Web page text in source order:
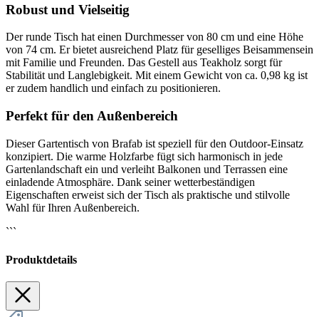
Robust und Vielseitig
Der runde Tisch hat einen Durchmesser von 80 cm und eine Höhe
von 74 cm. Er bietet ausreichend Platz für geselliges Beisammensein
mit Familie und Freunden. Das Gestell aus Teakholz sorgt für
Stabilität und Langlebigkeit. Mit einem Gewicht von ca. 0,98 kg ist
er zudem handlich und einfach zu positionieren.
Perfekt für den Außenbereich
Dieser Gartentisch von Brafab ist speziell für den Outdoor-Einsatz
konzipiert. Die warme Holzfarbe fügt sich harmonisch in jede
Gartenlandschaft ein und verleiht Balkonen und Terrassen eine
einladende Atmosphäre. Dank seiner wetterbeständigen
Eigenschaften erweist sich der Tisch als praktische und stilvolle
Wahl für Ihren Außenbereich.
```
Produktdetails